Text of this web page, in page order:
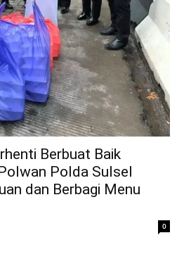
Berbuat Baik
Polda Sulsel
dan Berbagi Menu
0